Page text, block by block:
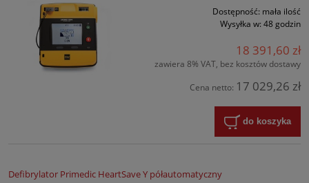
Dostępność: mała ilość
Wysyłka w: 48 godzin
18 391,60 zł
zawiera 8% VAT, bez kosztów dostawy
Cena netto: 17 029,26 zł
do koszyka
Defibrylator Primedic HeartSave Y półautomatyczny